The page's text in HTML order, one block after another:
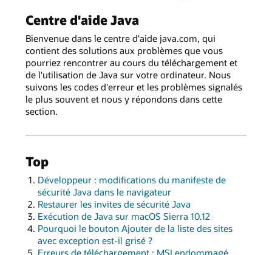
Centre d'aide Java
Bienvenue dans le centre d'aide java.com, qui
contient des solutions aux problèmes que vous
pourriez rencontrer au cours du téléchargement et
de l'utilisation de Java sur votre ordinateur. Nous
suivons les codes d'erreur et les problèmes signalés
le plus souvent et nous y répondons dans cette
section.
Top
Développeur : modifications du manifeste de
sécurité Java dans le navigateur
Restaurer les invites de sécurité Java
Exécution de Java sur macOS Sierra 10.12
Pourquoi le bouton Ajouter de la liste des sites
avec exception est-il grisé ?
Erreurs de téléchargement : MSI endommagé,